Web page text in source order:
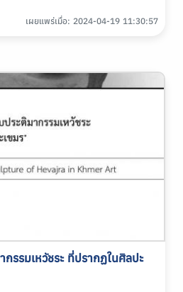
เผยแพร่เมื่อ: 2024-04-19 11:30:57
รรมเหวัชระ ที่ปรากฏในศิลปะ